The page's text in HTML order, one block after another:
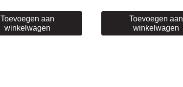
Toevoegen aan
winkelwagen
Toevoegen aan
winkelwagen